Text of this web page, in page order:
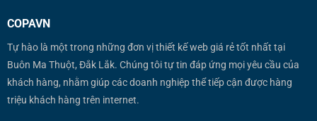
COPAVN
Tự hào là một trong những đơn vị thiết kế web giá rẻ tốt nhất tại
Buôn Ma Thuột, Đắk Lắk. Chúng tôi tự tin đáp ứng mọi yêu cầu của
khách hàng, nhằm giúp các doanh nghiệp thể tiếp cận được hàng
triệu khách hàng trên internet.